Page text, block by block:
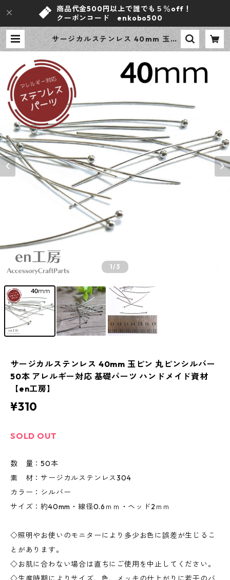
商品代金500円以上で誰でも５％off！
クーポンコード enkobo500
サージカルステンレス 40mm 玉ピ
ン 丸ピンシルバー 50本 アレルギー
【en工房】 | ｅｎ工房
1/3
サージカルステンレス 40mm 玉ピン 丸ピンシルバー
50本 アレルギー対応 基礎パーツ ハンドメイド資材
【en工房】
¥310
SOLD OUT
数 量：50本
素 材：サージカルステンレス304
カラー：シルバー
サイズ：約40mm・線径0.6ｍｍ・ヘッド2ｍｍ
◇照明やお使いのモニターにより多少お色に誤差が生じるこ
とがあります。
◇お肌に合わない場合は直ちにご使用を中止してください。